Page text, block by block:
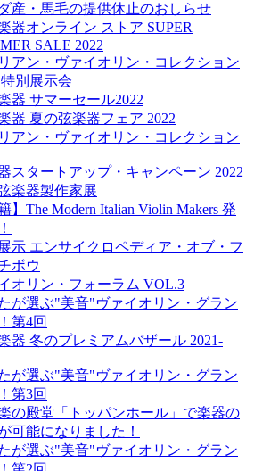
産・馬毛の提供休止のおしらせ
器オンライン ストア SUPER
SALE 2022
アン・ヴァイオリン・コレクション
特別展示会
器 サマーセール2022
器 夏の弦楽器フェア 2022
アン・ヴァイオリン・コレクション
スタートアップ・キャンペーン 2022
楽器製作家展
】The Modern Italian Violin Makers 発
示 エンサイクロペディア・オブ・フ
ボウ
オリン・フォーラム VOL.3
が選ぶ"美音"ヴァイオリン・グラン
第4回
器 冬のプレミアムバザール 2021-
が選ぶ"美音"ヴァイオリン・グラン
第3回
の殿堂「トッパンホール」で楽器の
可能になりました！
が選ぶ"美音"ヴァイオリン・グラン